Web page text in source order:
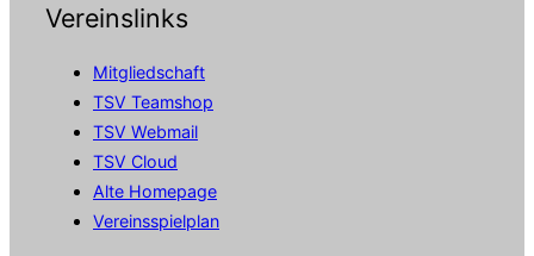
Vereinslinks
Mitgliedschaft
TSV Teamshop
TSV Webmail
TSV Cloud
Alte Homepage
Vereinsspielplan